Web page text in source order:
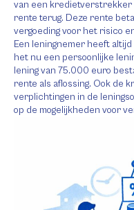
van een kredietverstrekker
rente terug. Deze rente
vergoeding voor het risico
Een leningnemer heeft
het nu een persoonlijke
lening van 75.000 euro
rente als aflossing. Ook de
verplichtingen in de
op de mogelijkheden voor